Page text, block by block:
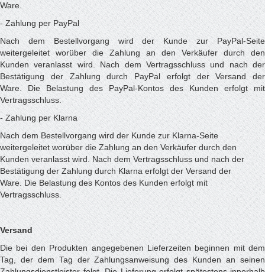
Ware.
- Zahlung per PayPal
Nach dem Bestellvorgang wird der Kunde zur PayPal-Seite
weitergeleitet worüber die Zahlung an den Verkäufer durch den
Kunden veranlasst wird. Nach dem Vertragsschluss und nach der
Bestätigung der Zahlung durch PayPal erfolgt der Versand der
Ware. Die Belastung des PayPal-Kontos des Kunden erfolgt mit
Vertragsschluss.
- Zahlung per Klarna
Nach dem Bestellvorgang wird der Kunde zur Klarna-Seite
weitergeleitet worüber die Zahlung an den Verkäufer durch den
Kunden veranlasst wird. Nach dem Vertragsschluss und nach der
Bestätigung der Zahlung durch Klarna erfolgt der Versand der
Ware. Die Belastung des Kontos des Kunden erfolgt mit
Vertragsschluss.
Versand
Die bei den Produkten angegebenen Lieferzeiten beginnen mit dem
Tag, der dem Tag der Zahlungsanweisung des Kunden an seinen